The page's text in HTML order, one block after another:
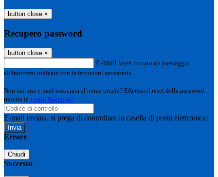
button close ×
Recupero password
button close ×
E-mail Verrà inviato un messaggio
all'indirizzo indicato con le istruzioni necessarie.
Non hai una e-mail associata al nome utente? Effettua il reset della password
tramite la Login Spaggiari
E-mail inviata, si prega di controllare la casella di posta elettronica!
Errore
Chiudi
Successo